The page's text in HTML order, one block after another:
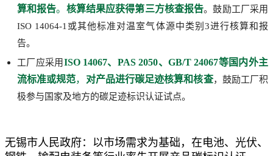
算和报告。 核算结果应获得第三方核查报告。鼓励工厂采用
ISO 14064-1或其他标准对温室气体源中类别3进行核算和报
告。
工厂应采用ISO 14067、PAS 2050、GB/T 24067等国内外主
流标准或规范， 对产品进行碳足迹核算和核查，鼓励工厂积
极参与国家及地方的碳足迹标识认证试点。
无锡市人民政府：以市场需求为基础，在电池、光伏、